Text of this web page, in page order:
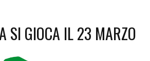
SI GIOCA IL 23 MARZO